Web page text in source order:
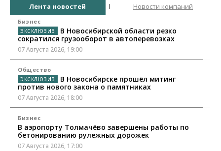
Лента новостей Новости компаний
Бизнес
В Новосибирской области резко
сократился грузооборот в автоперевозках
07 Августа 2026, 19:00
Общество
В Новосибирске прошёл митинг
против нового закона о памятниках
07 Августа 2026, 18:00
Бизнес
В аэропорту Толмачёво завершены работы по
бетонированию рулежных дорожек
07 Августа 2026, 17:00